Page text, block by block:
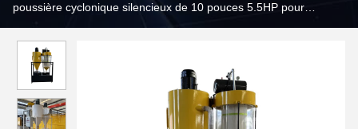
poussière cyclonique silencieux de 10 pouces 5.5HP pour